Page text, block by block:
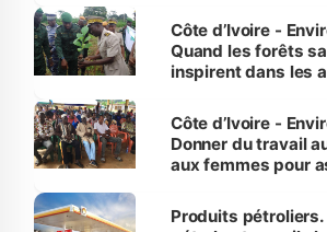
Côte d’Ivoire -
Quand les forêts
inspirent dans les
Côte d’Ivoire -
Donner du travail
aux femmes pour
menacées
Produits pétroliers.